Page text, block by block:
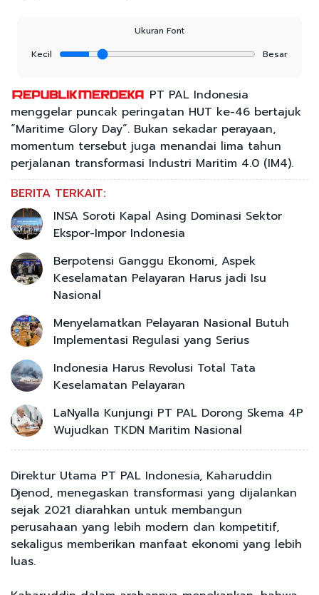
Ukuran Font
Kecil
Besar
PT PAL Indonesia
menggelar puncak peringatan HUT ke-46 bertajuk
“Maritime Glory Day”. Bukan sekadar perayaan,
momentum tersebut juga menandai lima tahun
perjalanan transformasi Industri Maritim 4.0 (IM4).
BERITA TERKAIT:
INSA Soroti Kapal Asing Dominasi Sektor
Ekspor-Impor Indonesia
Berpotensi Ganggu Ekonomi, Aspek
Keselamatan Pelayaran Harus jadi Isu
Nasional
Menyelamatkan Pelayaran Nasional Butuh
Implementasi Regulasi yang Serius
Indonesia Harus Revolusi Total Tata
Keselamatan Pelayaran
LaNyalla Kunjungi PT PAL Dorong Skema 4P
Wujudkan TKDN Maritim Nasional
Direktur Utama PT PAL Indonesia, Kaharuddin
Djenod, menegaskan transformasi yang dijalankan
sejak 2021 diarahkan untuk membangun
perusahaan yang lebih modern dan kompetitif,
sekaligus memberikan manfaat ekonomi yang lebih
luas.